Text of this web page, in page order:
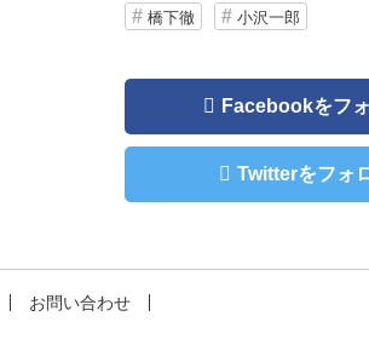
橋下徹 小沢一郎
Facebookをフ
Twitterをフォ
お問い合わせ